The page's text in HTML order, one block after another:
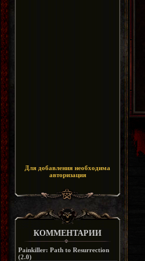
Для добавления необходима
авторизация
КОММЕНТАРИИ
Painkiller: Path to Resurrection
(2.0)